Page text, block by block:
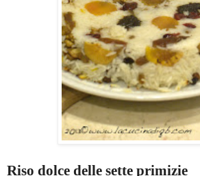
Riso dolce delle sette primizie